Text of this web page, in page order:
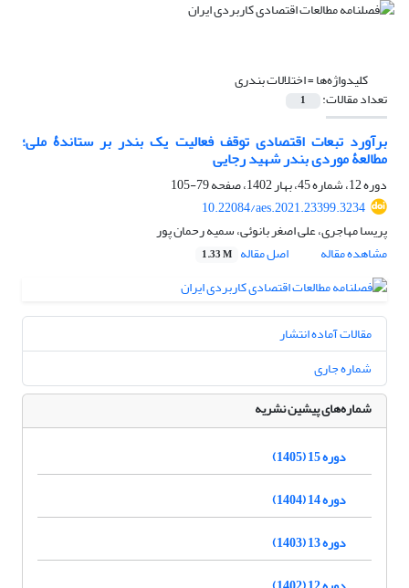
کلیدواژه‌ها =اختلالات بندری
تعداد مقالات: 1
برآورد تبعات اقتصادی توقف فعالیت یک بندر بر ستاندۀ ملی؛
مطالعۀ موردی بندر شهید رجایی
دوره 12، شماره 45، بهار 1402، صفحه
79-105
10.22084/aes.2021.23399.3234
پریسا مهاجری، علی اصغر بانوئی، سمیه رحمان پور
مشاهده مقاله
اصل مقاله 1.33 M
مقالات آماده انتشار
شماره جاری
شماره‌های پیشین نشریه
دوره 15 (1405)
دوره 14 (1404)
دوره 13 (1403)